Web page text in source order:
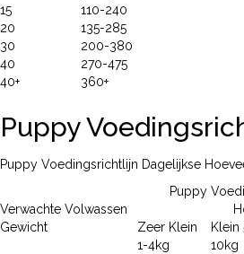
15
110-240
20
135-285
30
200-380
40
270-475
40+
360+
Puppy
Puppy Voedingsrichtlijn Dagelijkse
Verwachte Volwassen
Gewicht
Puppy
Zeer Klein
1-4kg
Klein
10kg